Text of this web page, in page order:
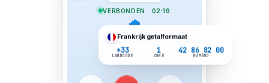
VERBONDEN · 02:19
Frankrijkgetalformaat
+33 1 42 86 82 00